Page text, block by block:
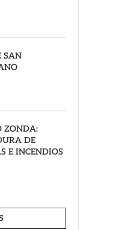
SAN
ZONDA:
DE
E INCENDIOS